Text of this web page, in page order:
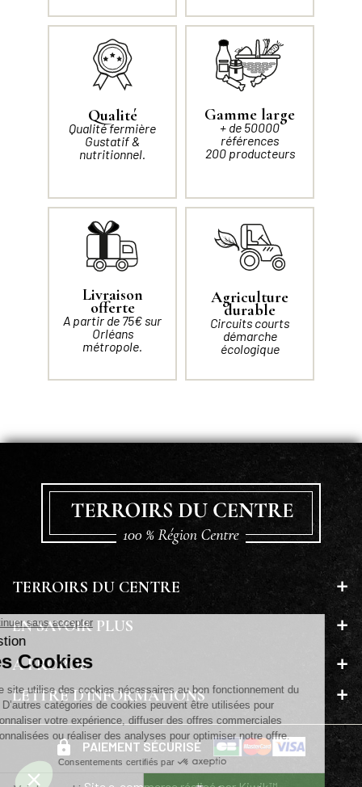
Qualité
Qualité fermière
Gustatif &
nutritionnel.
Gamme large
+ de 50000
références
200 producteurs
Livraison
offerte
A partir de 75€ sur
Orléans
métropole.
Agriculture
durable
Circuits courts
démarche
écologique
TERROIRS DU CENTRE
EN SAVOIR PLUS
A PROPOS
LETTRE D'INFORMATIONS
PAIEMENT SÉCURISÉ